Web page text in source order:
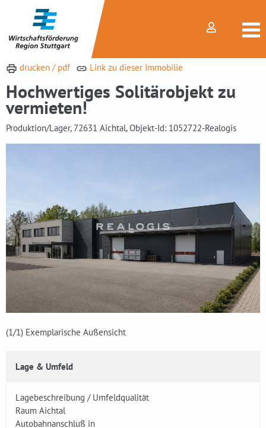
drucken / pdf Link zu dieser Immobilie
Hochwertiges Solitärobjekt zu
vermieten!
Produktion/Lager, 72631 Aichtal, Objekt-Id: 1052722-Realogis
(1/1) Exemplarische Außensicht
Lage & Umfeld
Lagebeschreibung / Umfeldqualität
Raum Aichtal
Autobahnanschluß in